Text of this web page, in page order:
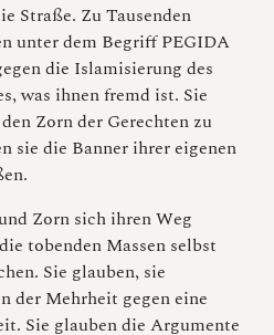
Straße. Zu Tausenden
unter dem Begriff PEGIDA
die Islamisierung des
was ihnen fremd ist. Sie
Zorn der Gerechten zu
sie die Banner ihrer eigenen
Zorn sich ihren Weg
tobenden Massen selbst
Sie glauben, sie
der Mehrheit gegen eine
Sie glauben die Argumente